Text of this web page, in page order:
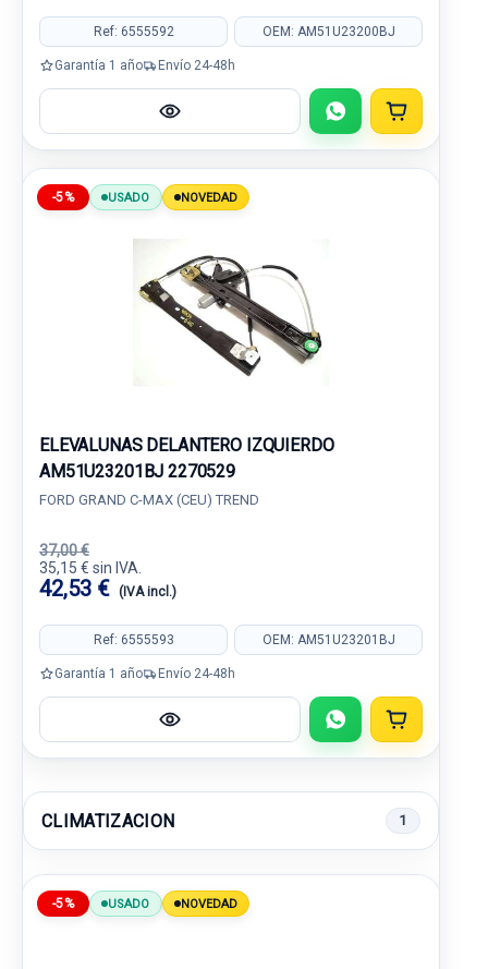
Ref: 6555592 OEM: AM51U23200BJ
Garantía 1 año Envío 24-48h
-5% USADO NOVEDAD
ELEVALUNAS DELANTERO IZQUIERDO
AM51U23201BJ 2270529
FORD GRAND C-MAX (CEU) TREND
37,00 €
35,15 € sin IVA.
42,53 € (IVA incl.)
Ref: 6555593 OEM: AM51U23201BJ
Garantía 1 año Envío 24-48h
CLIMATIZACION 1
-5% USADO NOVEDAD